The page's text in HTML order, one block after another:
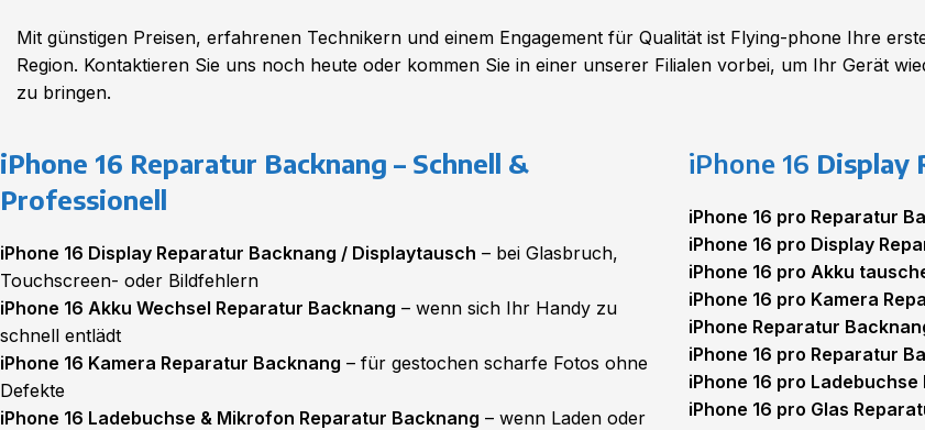
Mit günstigen Preisen, erfahrenen Technikern und einem Engagement für Qualität ist Flying-phone Ihre
Region. Kontaktieren Sie uns noch heute oder kommen Sie in einer unserer Filialen vorbei, um Ihr Gerät
zu bringen.
iPhone 16 Reparatur Backnang – Schnell &
Professionell
iPhone 16 Display Reparatur Backnang / Displaytausch – bei Glasbruch,
Touchscreen- oder Bildfehlern
iPhone 16 Akku Wechsel Reparatur Backnang – wenn sich Ihr Handy zu
schnell entlädt
iPhone 16 Kamera Reparatur Backnang – für gestochen scharfe Fotos ohne
Defekte
iPhone 16 Ladebuchse & Mikrofon Reparatur Backnang – wenn Laden oder
iPhone 16 Display
iPhone 16 pro Reparatur
iPhone 16 pro Display
iPhone 16 pro Akku
iPhone 16 pro Kamera
iPhone Reparatur
iPhone 16 pro Reparatur
iPhone 16 pro
iPhone 16 pro Glas